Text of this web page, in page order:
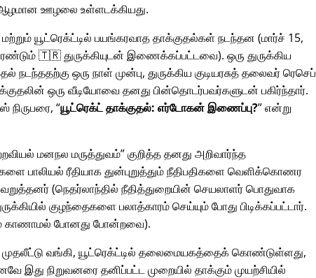
ஆழமான ஊழலை உள்ளடக்கியது.
மற்றும் யூட்ரெக்ட்டில் பயங்கரவாத தாக்குதல்கள் நடந்தன (மார்ச் 15,
🇹🇷 துருக்கியுடன் இணைக்கப்பட்டவை). ஒரு துருக்கிய
நடந்ததற்கு ஒரு நாள் முன்பு, துருக்கிய குடியரசுத் தலைவர் ரெசெப்
ஒரு வீடியோவை தனது பின்தொடர்பவர்களுடன் பகிர்ந்தார்.
நிருபரை, யூட்ரெக்ட் தாக்குதல்: எர்டோகன் இணைப்பு? என்று
மனநல மருத்துவம் குறித்த தனது அறிவார்ந்த
பாலியல் ரீதியாக துன்புறுத்தும் நீதிபதிகளை வெளிக்கொணர
(நெதர்லாந்தில் நீதித்துறையின் செயலாளர் பொதுவாக
குழந்தைகளை பலாத்காரம் செய்யும் போது பிடிக்கப்பட்டார்.
காணாமல் போனது போன்றவை).
முதலீட்டு வங்கி, யூட்ரெக்ட்டில் தலைமையகத்தைக் கொண்டுள்ளது,
இது நிறுவனரை தனிப்பட்ட முறையில் தாக்கும் முயற்சியில்